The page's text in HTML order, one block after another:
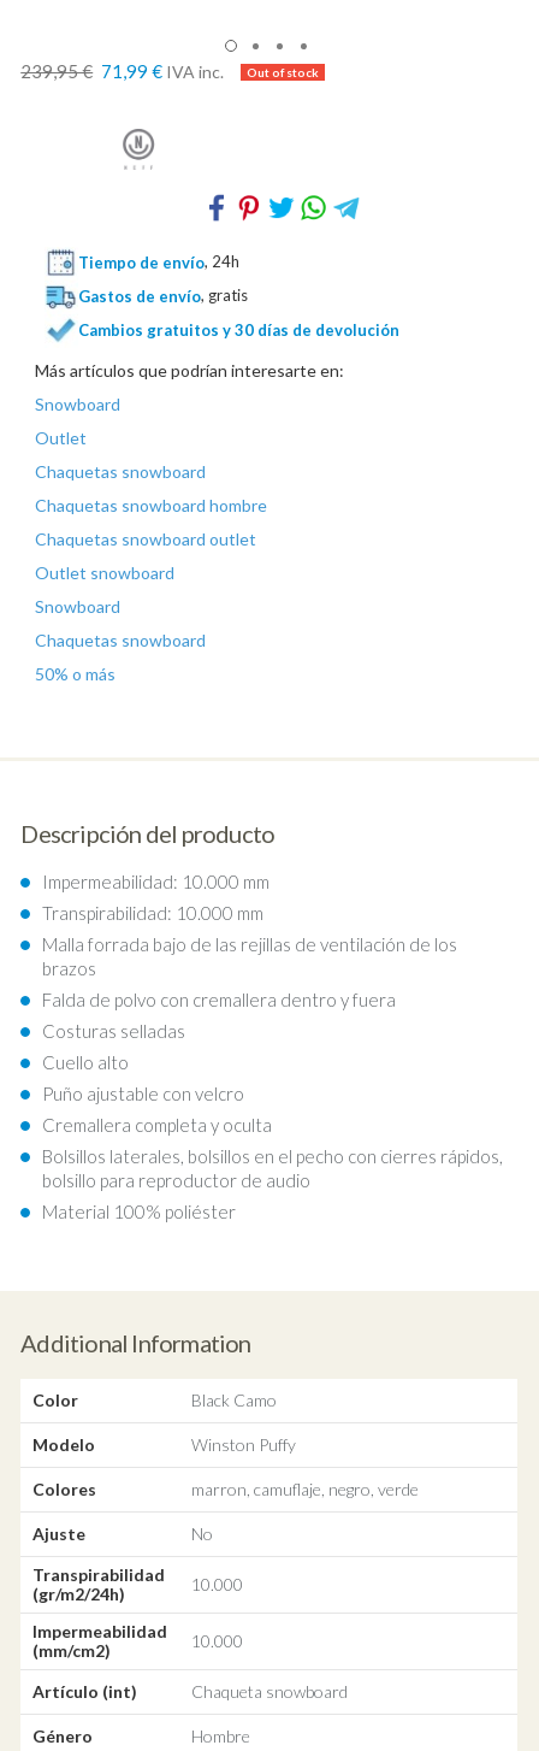
239,95 € 71,99 € IVA inc.
Tiempo de envío, 24h
Gastos de envío, gratis
Cambios gratuitos y 30 días de devolución
Más artículos que podrían interesarte en:
Snowboard
Outlet
Chaquetas snowboard
Chaquetas snowboard hombre
Chaquetas snowboard outlet
Outlet snowboard
Snowboard
Chaquetas snowboard
50% o más
Descripción del producto
Impermeabilidad: 10.000 mm
Transpirabilidad: 10.000 mm
Malla forrada bajo de las rejillas de ventilación de los
brazos
Falda de polvo con cremallera dentro y fuera
Costuras selladas
Cuello alto
Puño ajustable con velcro
Cremallera completa y oculta
Bolsillos laterales, bolsillos en el pecho con cierres rápidos,
bolsillo para reproductor de audio
Material 100% poliéster
Additional Information
Color Black Camo
Modelo Winston Puffy
Colores marron, camuflaje, negro, verde
Ajuste
No
Transpirabilidad
(gr/m2/24h)
10.000
Impermeabilidad
(mm/cm2)
10.000
Artículo (int) Chaqueta snowboard
Género Hombre